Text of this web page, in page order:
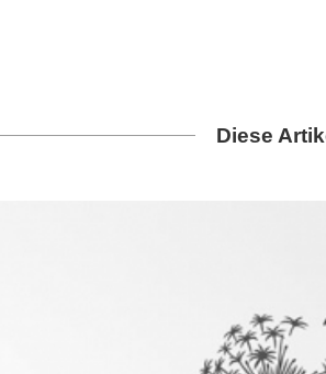
Diese